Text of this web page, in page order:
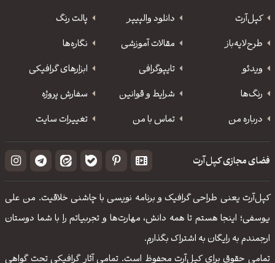
کپل‌آرت دانلود‌ والپیپر
پالت رنگ
طرح‌لایه‌باز
مقالات آموزشی
نگاره‌ها
ویدئو
‌تایپوگرافی
ابزارهای گرافیکی
رنگ‌ها
شرایط و قوانین
سفارش پروژه
درباره من
تماس با من تغییرات سایت
فضای مجازی کپل‌آرت
کپل‌آرت یعنی طراحی گرافیک و برنامه نویسی با چاشنی خلاقیت. من علی
یوسفی؛ اینجا هستم تا همه دانش، مهارت‌‌ها و تجربیاتم را با شما دوستان
ارجمندم به رایگان به اشتراک بگذارم.
تمامی حقوق برای کپل‌آرت محفوظ است. تمامی آثار گرافیکی تحت گواهی